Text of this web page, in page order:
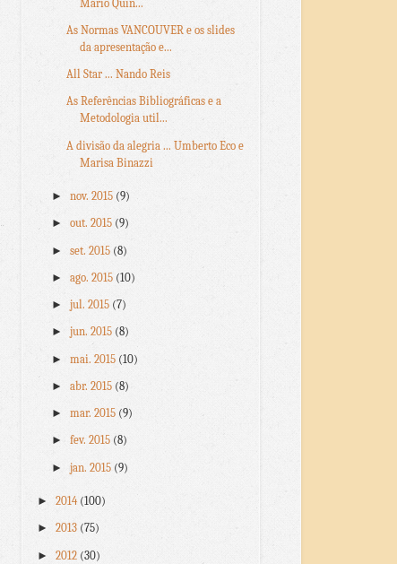
Mário Quin...
As Normas VANCOUVER e os slides
da apresentação e...
All Star ... Nando Reis
As Referências Bibliográficas e a
Metodologia util...
A divisão da alegria ... Umberto Eco e
Marisa Binazzi
► nov. 2015 (9)
► out. 2015 (9)
► set. 2015 (8)
► ago. 2015 (10)
► jul. 2015 (7)
► jun. 2015 (8)
► mai. 2015 (10)
► abr. 2015 (8)
► mar. 2015 (9)
► fev. 2015 (8)
► jan. 2015 (9)
►2014 (100)
►2013 (75)
►2012 (30)